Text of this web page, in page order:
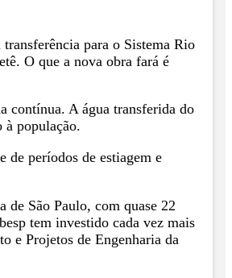
para o Sistema Rio
O que a nova obra fará é
contínua. A água transferida do
à população.
de períodos de estiagem e
de São Paulo, com quase 22
tem investido cada vez mais
e Projetos de Engenharia da